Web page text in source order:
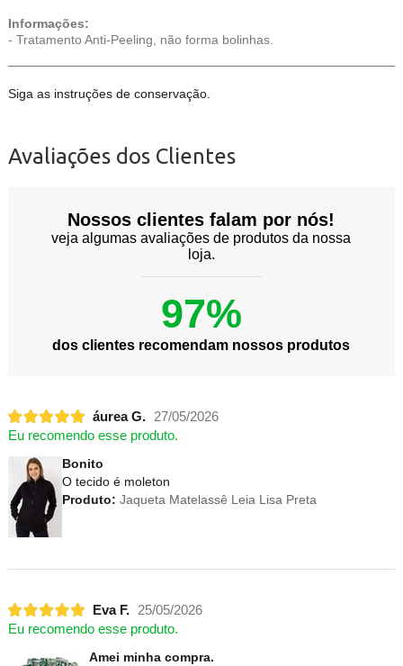
Informações:
- Tratamento Anti-Peeling, não forma bolinhas.
Siga as instruções de conservação.
Avaliações dos Clientes
Nossos clientes falam por nós!
veja algumas avaliações de produtos da nossa
loja.
97%
dos clientes recomendam nossos produtos
áurea G.
27/05/2026
Eu recomendo esse produto.
Bonito
O tecido é moleton
Produto: Jaqueta Matelassê Leia Lisa Preta
Eva F.
25/05/2026
Eu recomendo esse produto.
Amei minha compra.